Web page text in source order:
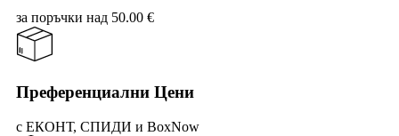
за поръчки над 50.00 €
Преференциални Цени
с ЕКОНТ, СПИДИ и BoxNow